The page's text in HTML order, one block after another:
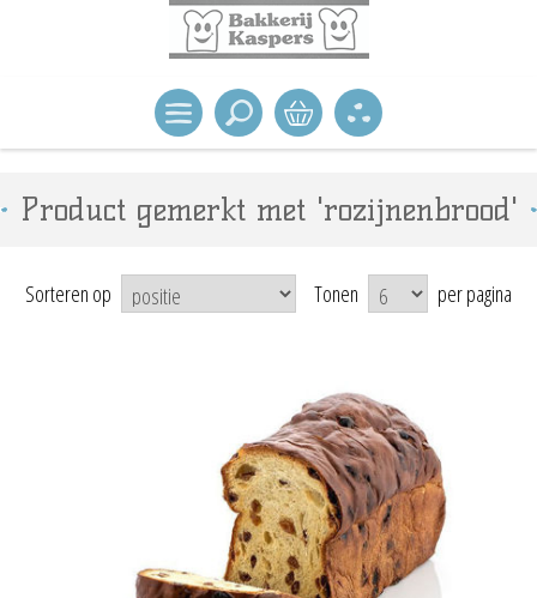
Product gemerkt met 'rozijnenbrood'
Sorteren op Tonen per pagina